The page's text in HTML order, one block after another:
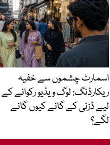
اسمارٹ چشموں سے خفیہ
ریکارڈنگ: لوگ ویڈیو رکوانے کے
لیے ڈزنی کے گانے کیوں گانے
لگے؟